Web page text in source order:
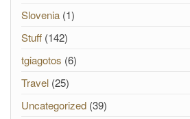
Slovenia (1)
Stuff (142)
tgiagotos (6)
Travel (25)
Uncategorized (39)